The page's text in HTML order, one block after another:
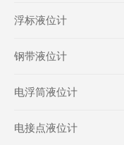
浮标液位计
钢带液位计
电浮筒液位计
电接点液位计